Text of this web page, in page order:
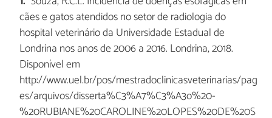
cães e gatos atendidos no setor de radiologia do
hospital veterinário da Universidade Estadual de
Londrina nos anos de 2006 a 2016. Londrina, 2018.
Disponível em
http://www.uel.br/pos/mestradoclinicasveterinarias/pag
es/arquivos/disserta%C3%A7%C3%A3o%20-
%20RUBIANE%20CAROLINE%20LOPES%20DE%20S